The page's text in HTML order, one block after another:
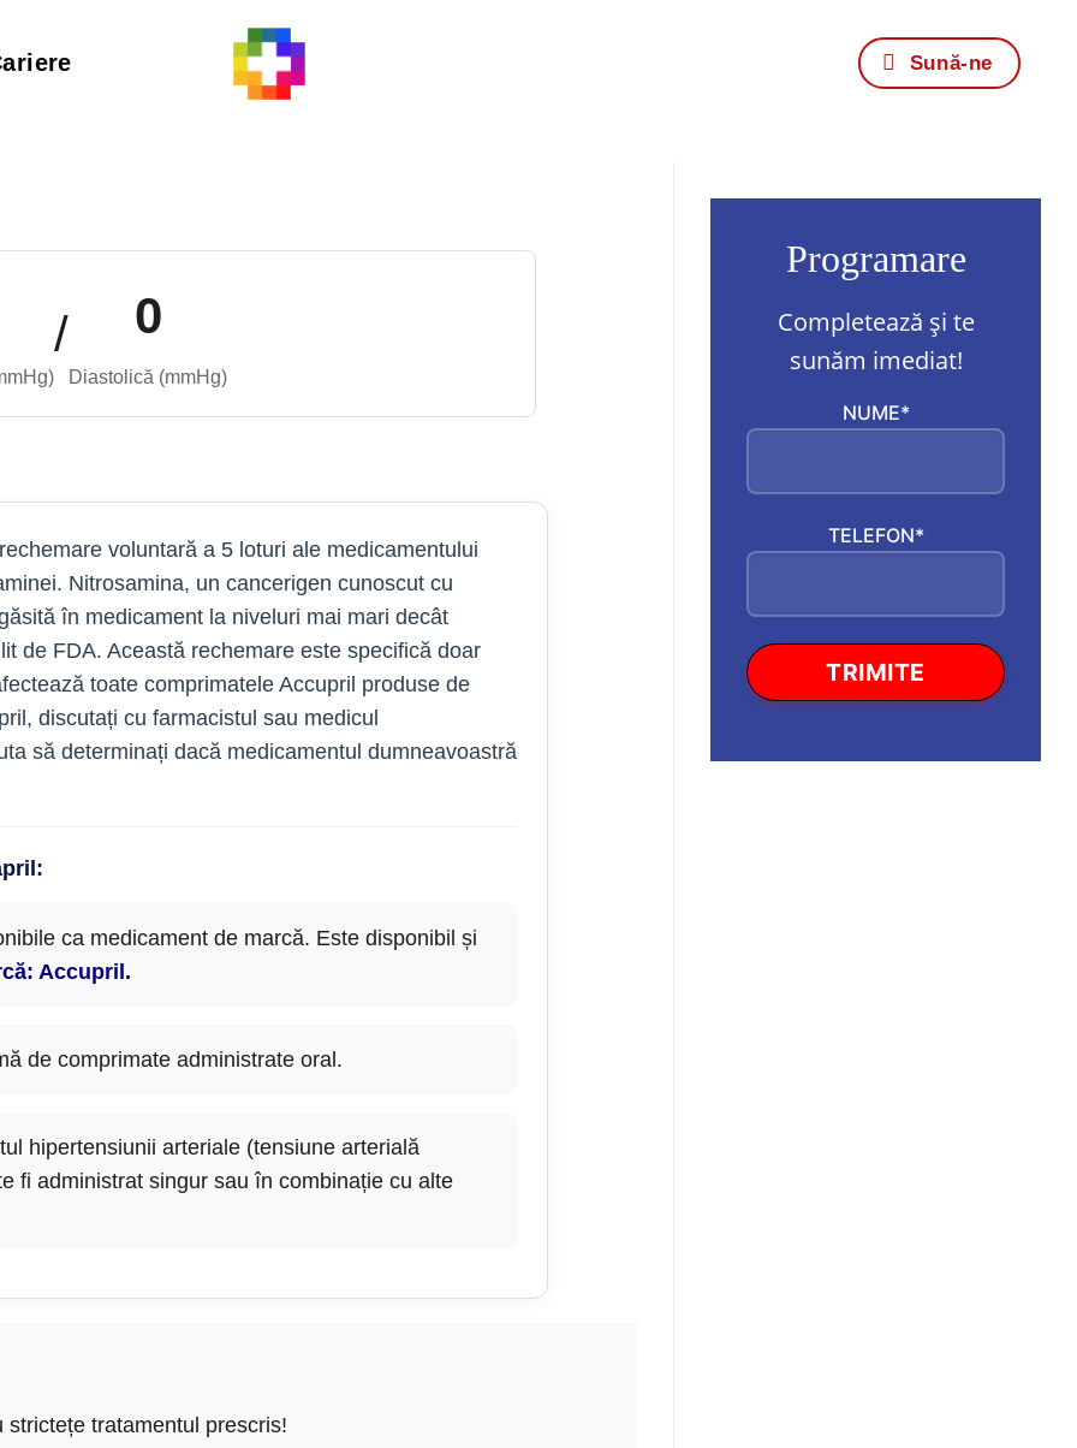
Sună-ne
/ 0
Diastolică (mmHg)
voluntară a 5 loturi ale medicamentului
Nitrosamina, un cancerigen cunoscut cu
în medicament la niveluri mai mari decât
de FDA. Această rechemare este specifică doar
toate comprimatele Accupril produse de
discutați cu farmacistul sau medicul
să determinați dacă medicamentul dumneavoastră
ca medicament de marcă. Este disponibil și
Accupril.
de comprimate administrate oral.
hipertensiunii arteriale (tensiune arterială
fi administrat singur sau în combinație cu alte
tratamentul prescris!
Programare
Completează și te
sunăm imediat!
NUME*
TELEFON*